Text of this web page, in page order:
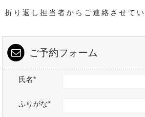
折り返し担当者からご連絡させてい
ご予約フォーム
氏名*
ふりがな*